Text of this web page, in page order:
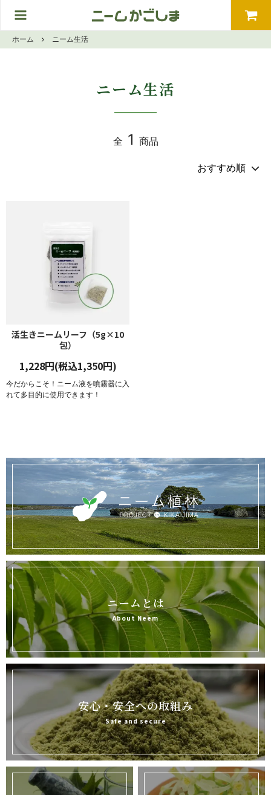
ホーム ニーム生活
ニーム生活
全 1 商品
活生きニームリーフ（5g×10
包）
1,228円(税込1,350円)
今だからこそ！ニーム液を噴霧器に入
れて多目的に使用できます！
ニームとは
About Neem
安心・安全への取組み
Safe and secure